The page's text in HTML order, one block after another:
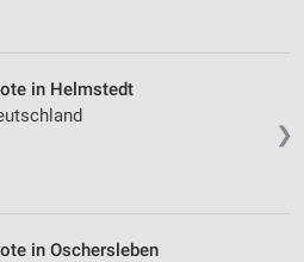
❯
in Helmstedt
in Oschersleben